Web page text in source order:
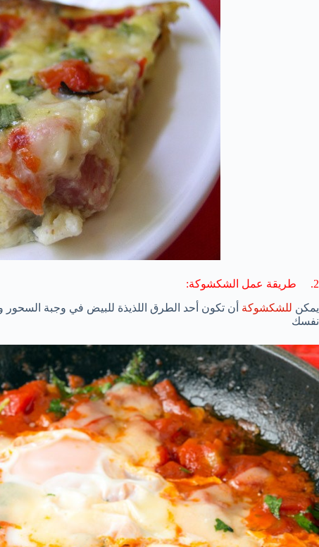
2. طريقة عمل الشكشوكة:
يمكن للشكشوكة أن تكون أحد الطرق اللذيذة للبيض في وجبة
نفسك